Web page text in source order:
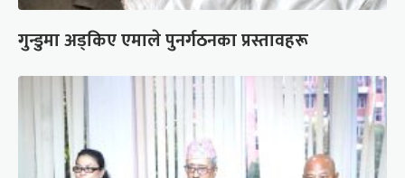
गुन्डुमा अड्किए एमाले पुनर्गठनका प्रस्तावहरू